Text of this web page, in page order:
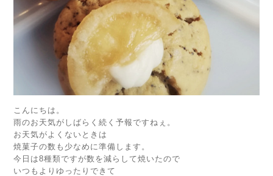
こんにちは。
雨のお天気がしばらく続く予報ですねぇ。
お天気がよくないときは
焼菓子の数も少なめに準備します。
今日は8種類ですが数を減らして焼いたので
いつもよりゆったりできて